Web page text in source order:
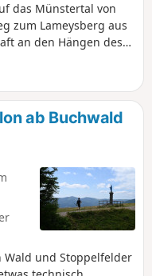
das Münstertal von
zum Lameysberg aus
an den Hängen des
ab Buchwald
Wald und Stoppelfelder